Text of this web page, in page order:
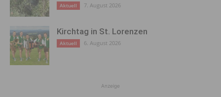
Aktuell 7. August 2026
Kirchtag in St. Lorenzen
Aktuell 6. August 2026
Anzeige